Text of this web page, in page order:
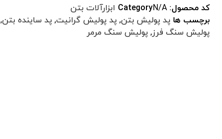
کد محصول: N/A
Category ابزارآلات بتن
برچسب ها پد پولیش بتن, پد پولیش گرانیت, پد ساینده بتن,
پولیش سنگ فرز, پولیش سنگ مرمر